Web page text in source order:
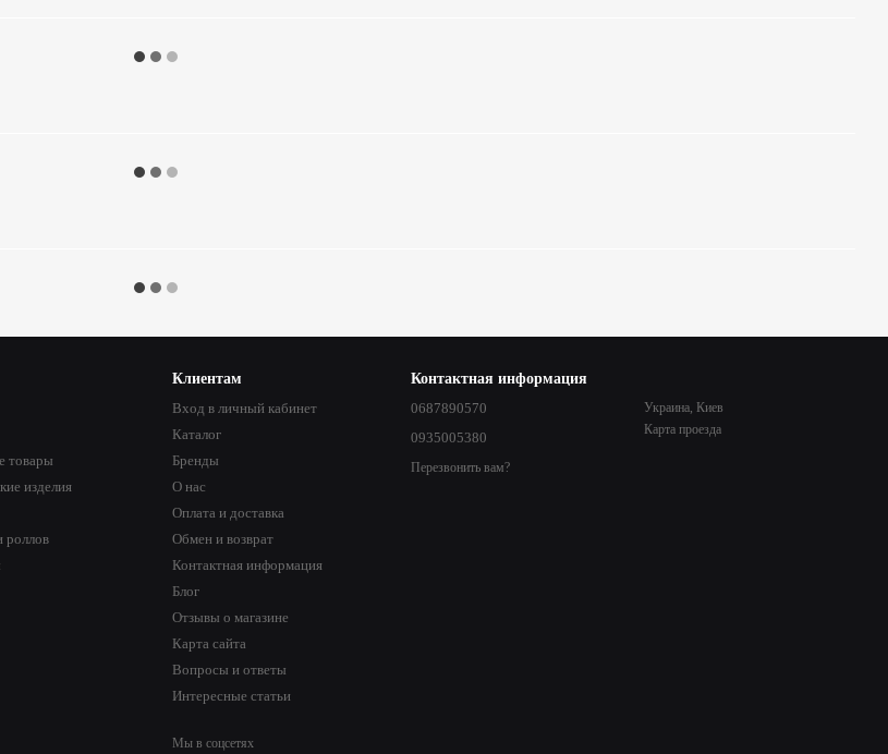
товары
изделия
роллов
Клиентам
Вход в личный кабинет
Каталог
Бренды
О нас
Оплата и доставка
Обмен и возврат
Контактная информация
Блог
Отзывы о магазине
Карта сайта
Вопросы и ответы
Интересные статьи
Мы в соцсетях
Контактная информация
0687890570
0935005380
Перезвонить вам?
Украина, Киев
Карта проезда